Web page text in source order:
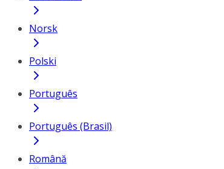
Norsk
Polski
Português
Português (Brasil)
Română